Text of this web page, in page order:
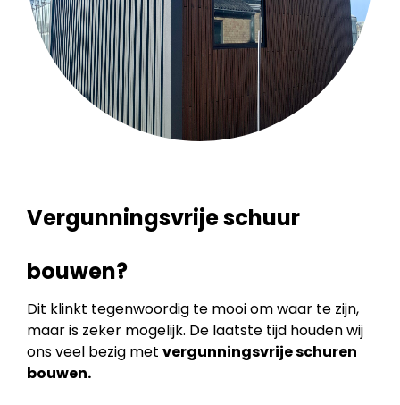
Vergunningsvrije schuur
bouwen?
Dit klinkt tegenwoordig te mooi om waar te zijn,
maar is zeker mogelijk. De laatste tijd houden wij
ons veel bezig met vergunningsvrije schuren
bouwen.